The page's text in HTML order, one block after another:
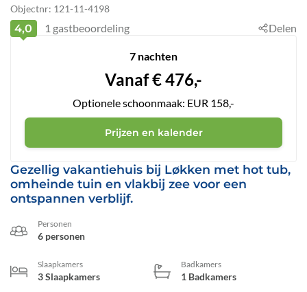
Objectnr: 121-11-4198
Gezellig vakantiehuis bij Løkken met hot tub,
omheinde tuin en vlakbij zee voor een
ontspannen verblijf.
Personen
6 personen
Slaapkamers
3 Slaapkamers
Badkamers
1 Badkamers
4,0 1 gastbeoordeling Delen
7 nachten
Vanaf€476,-
Optionele schoonmaak: EUR 158,-
Prijzen en kalender